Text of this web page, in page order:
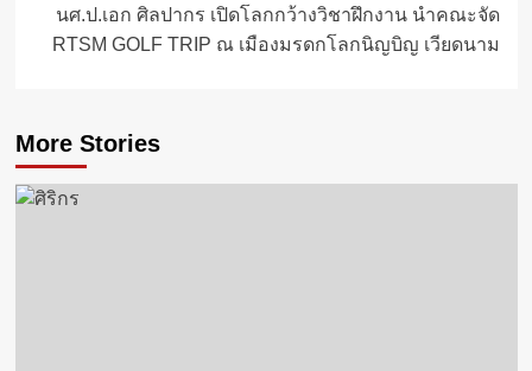
นศ.ป.เอก ศิลปากร เปิดโลกกว้างวิชาฝึกงาน นำคณะจัด
RTSM GOLF TRIP ณ เมืองมรดกโลกนิญบิญ เวียดนาม
More Stories